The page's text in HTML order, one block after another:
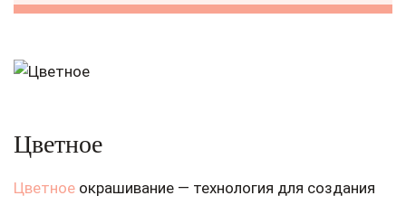
Цветное
Цветное окрашивание — технология для создания